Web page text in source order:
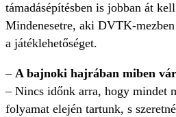
támadásépítésben is jobban át
Mindenesetre, aki DVTK-
a játéklehetőséget.
– A bajnoki hajrában miben
– Nincs időnk arra, hogy mindet
folyamat elején tartunk, s